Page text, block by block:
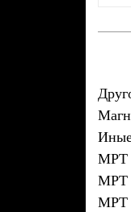
МРТ
МРТ
МРТ